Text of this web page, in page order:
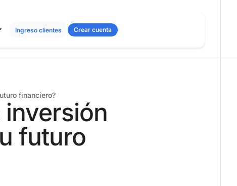
Ingreso clientes Crear cuenta
financiero?
futuro